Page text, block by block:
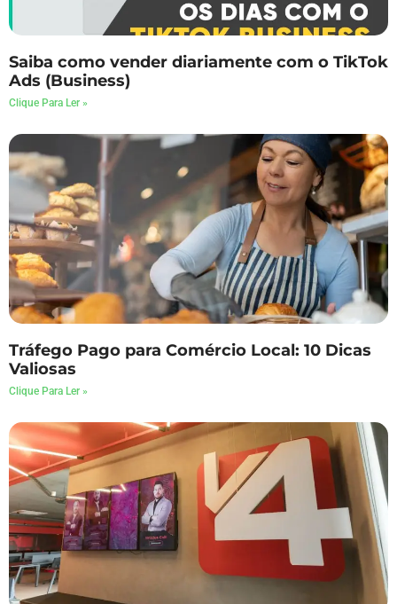
Saiba como vender diariamente com o TikTok
Ads (Business)
Clique Para Ler »
Tráfego Pago para Comércio Local: 10 Dicas
Valiosas
Clique Para Ler »